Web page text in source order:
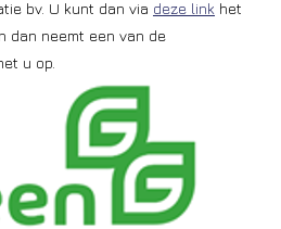
bv. U kunt dan via deze link het
dan neemt een van de
u op.